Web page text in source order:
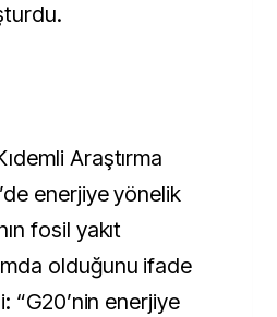
Araştırma
enerjiye yönelik
fosil yakıt
olduğunu ifade
“G20’nin enerjiye